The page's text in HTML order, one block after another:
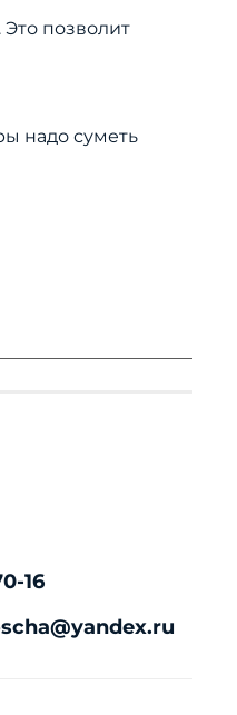
позволит
надо суметь
16